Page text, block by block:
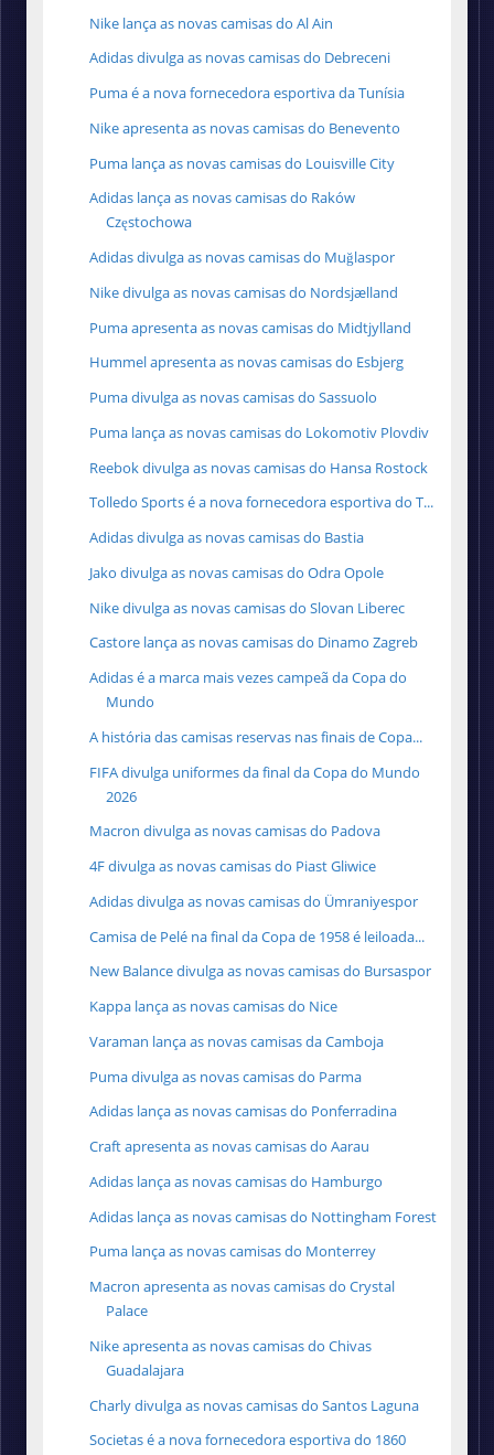
Nike lança as novas camisas do Al Ain
Adidas divulga as novas camisas do Debreceni
Puma é a nova fornecedora esportiva da Tunísia
Nike apresenta as novas camisas do Benevento
Puma lança as novas camisas do Louisville City
Adidas lança as novas camisas do Raków
Częstochowa
Adidas divulga as novas camisas do Muğlaspor
Nike divulga as novas camisas do Nordsjælland
Puma apresenta as novas camisas do Midtjylland
Hummel apresenta as novas camisas do Esbjerg
Puma divulga as novas camisas do Sassuolo
Puma lança as novas camisas do Lokomotiv Plovdiv
Reebok divulga as novas camisas do Hansa Rostock
Tolledo Sports é a nova fornecedora esportiva do T...
Adidas divulga as novas camisas do Bastia
Jako divulga as novas camisas do Odra Opole
Nike divulga as novas camisas do Slovan Liberec
Castore lança as novas camisas do Dinamo Zagreb
Adidas é a marca mais vezes campeã da Copa do
Mundo
A história das camisas reservas nas finais de Copa...
FIFA divulga uniformes da final da Copa do Mundo
2026
Macron divulga as novas camisas do Padova
4F divulga as novas camisas do Piast Gliwice
Adidas divulga as novas camisas do Ümraniyespor
Camisa de Pelé na final da Copa de 1958 é leiloada...
New Balance divulga as novas camisas do Bursaspor
Kappa lança as novas camisas do Nice
Varaman lança as novas camisas da Camboja
Puma divulga as novas camisas do Parma
Adidas lança as novas camisas do Ponferradina
Craft apresenta as novas camisas do Aarau
Adidas lança as novas camisas do Hamburgo
Adidas lança as novas camisas do Nottingham Forest
Puma lança as novas camisas do Monterrey
Macron apresenta as novas camisas do Crystal
Palace
Nike apresenta as novas camisas do Chivas
Guadalajara
Charly divulga as novas camisas do Santos Laguna
Societas é a nova fornecedora esportiva do 1860